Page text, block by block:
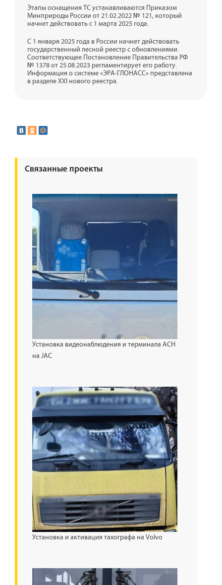
Этапы оснащения ТС устанавливаются Приказом
Минприроды России от 21.02.2022 № 121, который
начнет действовать с 1 марта 2025 года.
С 1 января 2025 года в России начнет действовать
государственный лесной реестр с обновлениями.
Соответствующее Постановление Правительства РФ
№ 1378 от 25.08.2023 регламентирует его работу.
Информация о системе «ЭРА-ГЛОНАСС» представлена
в разделе XXI нового реестра.
Связанные проекты
Установка видеонаблюдения и терминала АСН
на JAC
Установка и активация тахографа на Volvo